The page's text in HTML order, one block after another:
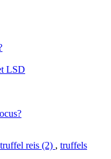
LSD
truffel reis (2) , truffels